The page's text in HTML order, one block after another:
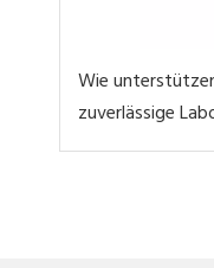
Wie
zuverlässige